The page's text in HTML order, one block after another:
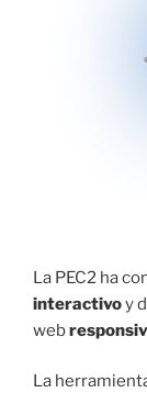
La PEC2 ha
interactivoy
web
La